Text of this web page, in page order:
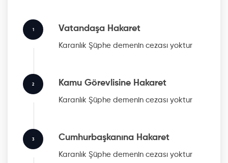
1 Vatandaşa Hakaret
Karanlık Şüphe demenin cezası yoktur
2 Kamu Görevlisine Hakaret
Karanlık Şüphe demenin cezası yoktur
3 Cumhurbaşkanına Hakaret
Karanlık Şüphe demenin cezası yoktur